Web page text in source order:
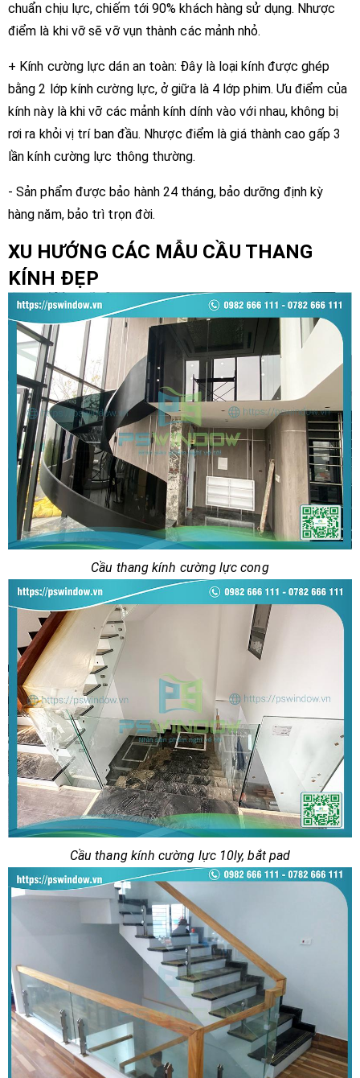
chuẩn chịu lực, chiếm tới 90% khách hàng sử dụng. Nhược
điểm là khi vỡ sẽ vỡ vụn thành các mảnh nhỏ.
+ Kính cường lực dán an toàn: Đây là loại kính được ghép
bằng 2 lớp kính cường lực, ở giữa là 4 lớp phim. Ưu điểm của
kính này là khi vỡ các mảnh kính dính vào với nhau, không bị
rơi ra khỏi vị trí ban đầu. Nhược điểm là giá thành cao gấp 3
lần kính cường lực thông thường.
- Sản phẩm được bảo hành 24 tháng, bảo dưỡng định kỳ
hàng năm, bảo trì trọn đời.
XU HƯỚNG CÁC MẪU CẦU THANG
KÍNH ĐẸP
Cầu thang kính cường lực cong
Cầu thang kính cường lực 10ly, bắt pad